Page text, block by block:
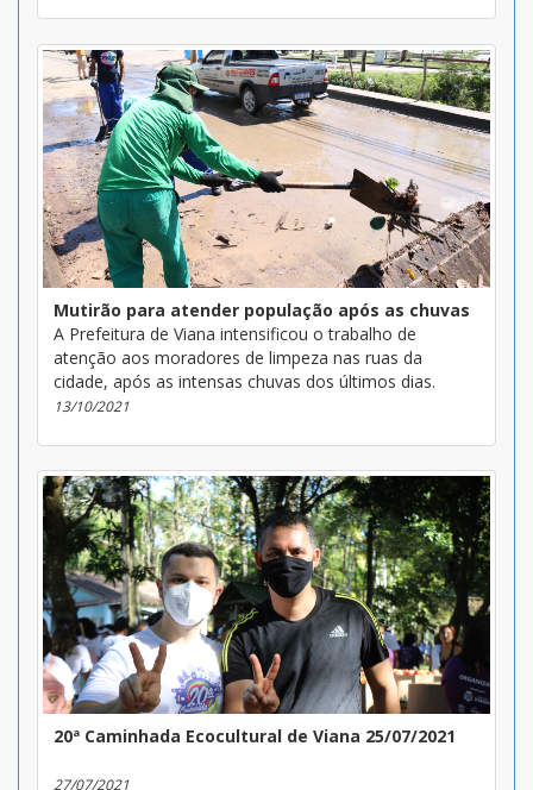
Mutirão para atender população após as chuvas
A Prefeitura de Viana intensificou o trabalho de
atenção aos moradores de limpeza nas ruas da
cidade, após as intensas chuvas dos últimos dias.
13/10/2021
20ª Caminhada Ecocultural de Viana 25/07/2021
27/07/2021